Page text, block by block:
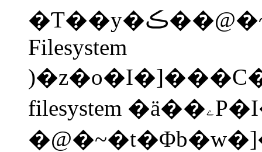
�Ƭ��y�ڪ��@�~�t�λ{�Ѫ��ɮרt��(
Filesystem
filesystem �ä��ۦP�I�Ҧp Windows